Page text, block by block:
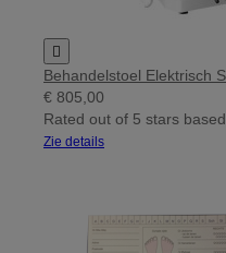

Behandelstoel Elektrisch
€ 805,00
Rated out of 5 stars
Zie details